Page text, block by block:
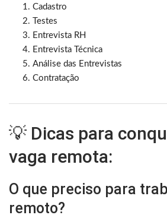
Cadastro
Testes
Entrevista RH
Entrevista Técnica
Análise das Entrevistas
Contratação
💡 Dicas para
vaga remota:
O que preciso para
remoto?